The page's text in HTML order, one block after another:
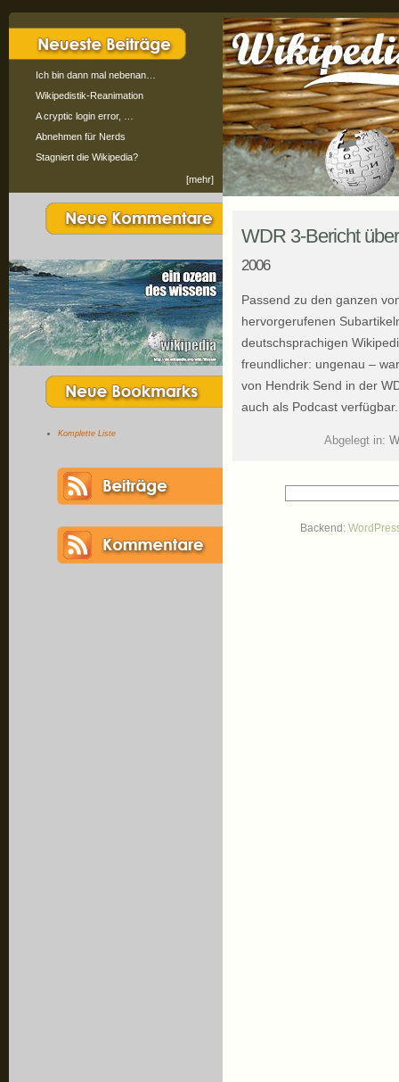
Ich bin dann mal nebenan…
Wikipedistik-Reanimation
A cryptic login error, …
Abnehmen für Nerds
Stagniert die Wikipedia?
[mehr]
Komplette Liste
WDR 3-Bericht
2006
Passend zu den ganzen
hervorgerufenen
deutschsprachigen
freundlicher: ungenau –
von Hendrik Send in der
auch als Podcast verfügbar.
Abgelegt in:
Backend: